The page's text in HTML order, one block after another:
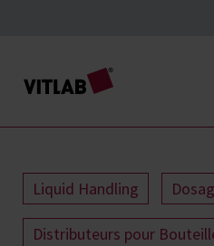
Liquid Handling
Distributeurs pour